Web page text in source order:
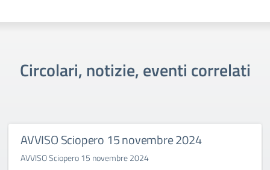
Circolari, notizie, eventi correlati
AVVISO Sciopero 15 novembre 2024
AVVISO Sciopero 15 novembre 2024